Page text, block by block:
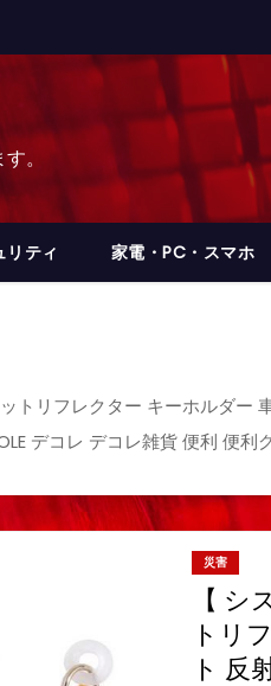
。
リティ 家電・PC・スマホ
トリフレクター キーホルダ
デコレ デコレ雑貨 便利 便利
災害
【
トリ
ト 反